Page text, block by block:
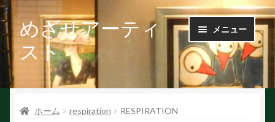
ナ
ビ
ゲ
ン
コ
ン
テ
ス
めざせアーティ
スト
メニュー
Ｑ＆Ａ
お問い合せ
ホーム respiration RESPIRATION